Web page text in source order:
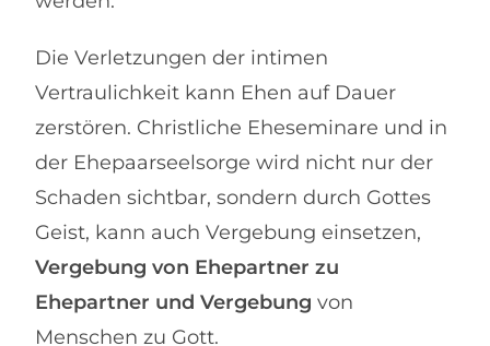
Die Verletzungen der intimen
Vertraulichkeit kann Ehen auf Dauer
zerstören. Christliche Eheseminare und in
der Ehepaarseelsorge wird nicht nur der
Schaden sichtbar, sondern durch Gottes
Geist, kann auch Vergebung einsetzen,
Vergebung von Ehepartner zu
Ehepartner und Vergebung von
Menschen zu Gott.